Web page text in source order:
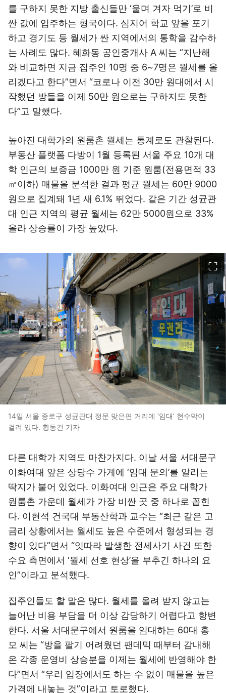
를 구하지 못한 지방 출신들만 ‘울며 겨자 먹기’로 비
싼 값에 입주하는 형국이다. 심지어 학교 앞을 포기
하고 경기도 등 월세가 싼 지역에서의 통학을 감수하
는 사례도 많다. 혜화동 공인중개사 A 씨는 “지난해
와 비교하면 지금 집주인 10명 중 6~7명은 월세를 올
리겠다고 한다”면서 “코로나 이전 30만 원대에서 시
작했던 방들을 이제 50만 원으로는 구하지도 못한
다”고 말했다.
높아진 대학가의 원룸촌 월세는 통계로도 관찰된다.
부동산 플랫폼 다방이 1월 등록된 서울 주요 10개 대
학 인근의 보증금 1000만 원 기준 원룸(전용면적 33
㎡이하) 매물을 분석한 결과 평균 월세는 60만 9000
원으로 집계돼 1년 새 6.1% 뛰었다. 같은 기간 성균관
대 인근 지역의 평균 월세는 62만 5000원으로 33%
올라 상승률이 가장 높았다.
14일 서울 종로구 성균관대 정문 맞은편 거리에 ‘임대’ 현수막이
걸려 있다. 황동건 기자
다른 대학가 지역도 마찬가지다. 이날 서울 서대문구
이화여대 앞은 상당수 가게에 ‘임대 문의’를 알리는
딱지가 붙어 있었다. 이화여대 인근은 주요 대학가
원룸촌 가운데 월세가 가장 비싼 곳 중 하나로 꼽힌
다. 이현석 건국대 부동산학과 교수는 “최근 같은 고
금리 상황에서는 월세도 높은 수준에서 형성되는 경
향이 있다”면서 “잇따라 발생한 전세사기 사건 또한
수요 측면에서 ‘월세 선호 현상’을 부추긴 하나의 요
인”이라고 분석했다.
집주인들도 할 말은 많다. 월세를 올려 받지 않고는
늘어난 비용 부담을 더 이상 감당하기 어렵다고 항변
한다. 서울 서대문구에서 원룸을 임대하는 60대 홍
모 씨는 “방을 팔기 어려웠던 팬데믹 때부터 감내해
온 각종 운영비 상승분을 이제는 월세에 반영해야 한
다”면서 “우리 입장에서도 하는 수 없이 매물을 높은
가격에 내놓는 것”이라고 토로했다.